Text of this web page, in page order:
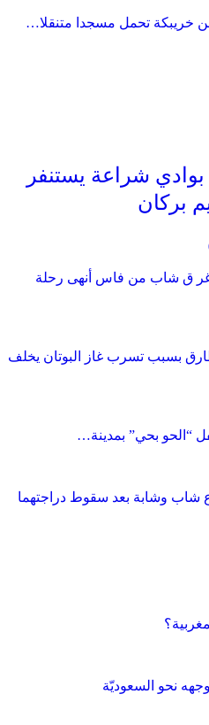
من خريبكة تحمل مسجدا متنقلا…
شراعة يستنفر
بركان
ق شاب من فاس أنهى رحلة
بسبب تسرب غاز البوتان يخلف
“الحو بحي” بمدينة…
شاب وشابة بعد سقوط دراجتهما
نحو السعوديّة